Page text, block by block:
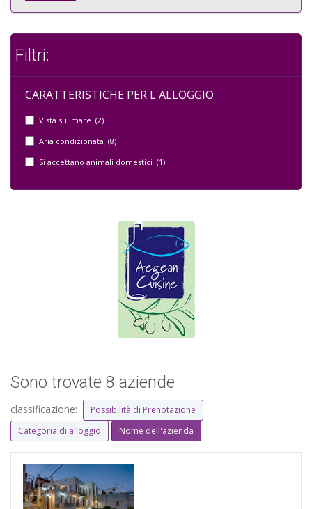
Filtri:
CARATTERISTICHE PER L'ALLOGGIO
Vista sul mare (2)
Aria condizionata (8)
Si accettano animali domestici (1)
Sono trovate 8 aziende
classificazione:
Possibilità di Prenotazione
Categoria di alloggio
Nome dell'azienda